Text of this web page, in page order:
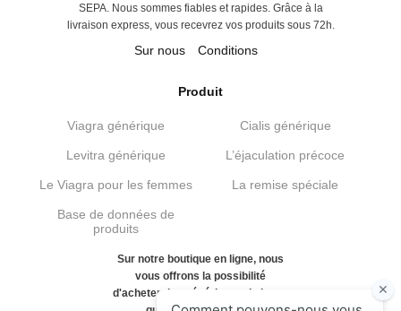
SEPA. Nous sommes fiables et rapides. Grâce à la
livraison express, vous recevrez vos produits sous 72h.
Sur nous Conditions
Produit
Viagra générique Cialis générique
Levitra générique L’éjaculation précoce
Le Viagra pour les femmes La remise spéciale
Base de données de
produits
Sur notre boutique en ligne, nous
vous offrons la possibilité
d'acheter des génériques de haute